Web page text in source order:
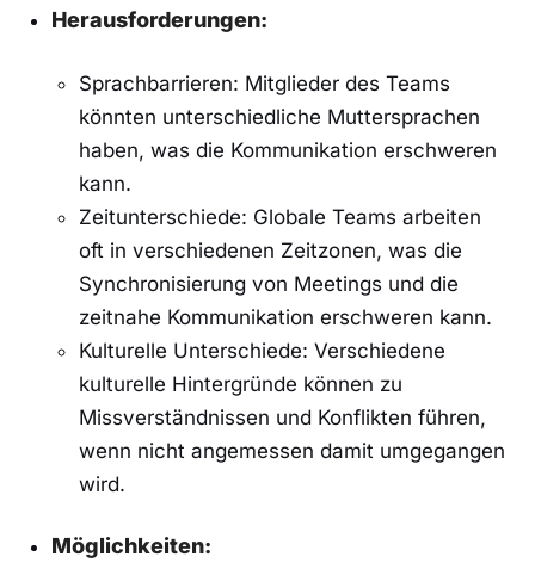
Herausforderungen:
Sprachbarrieren: Mitglieder des Teams
⁢könnten unterschiedliche Muttersprachen
haben, ‌was‍ die Kommunikation erschweren
kann.
Zeitunterschiede: Globale​ Teams arbeiten‌
oft in verschiedenen Zeitzonen, ‍was die​
Synchronisierung von Meetings und‌ die
zeitnahe ‍Kommunikation erschweren kann.
Kulturelle Unterschiede: Verschiedene
kulturelle Hintergründe können zu
Missverständnissen und‍ Konflikten führen,
wenn nicht⁣ angemessen damit umgegangen‍
wird.
Möglichkeiten: